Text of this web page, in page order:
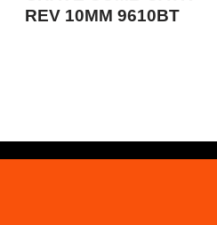
REV 10MM 9610BT